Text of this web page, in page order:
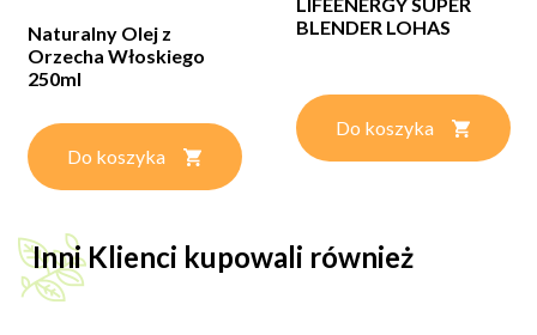
Naturalny Olej z
Orzecha Włoskiego
250ml
Do koszyka
LIFEENERGY SUPER
BLENDER LOHAS
Do koszyka
Inni Klienci kupowali również